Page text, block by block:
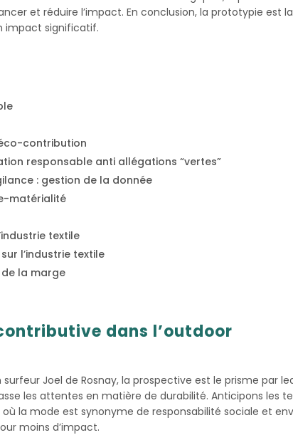
et réduire l’impact. En conclusion, la prototypie est
impact significatif.
contribution
responsable anti allégations “vertes”
: gestion de la donnée
matérialité
textile
l’industrie textile
la marge
dans l’outdoor
Joel de Rosnay, la prospective est le prisme par
les attentes en matière de durabilité. Anticipons les
la mode est synonyme de responsabilité sociale et
moins d’impact.